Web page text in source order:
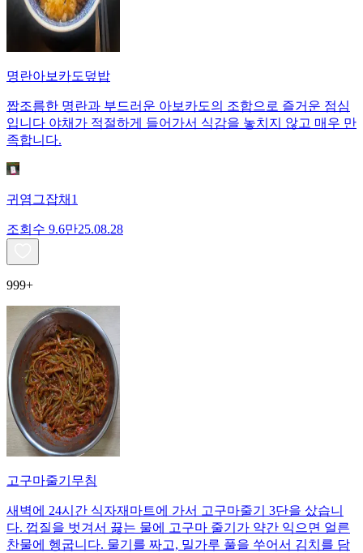
명란아보카도덮밥
짭조름한 명란과 부드러운 아보카도의 조합으로 즐거운 점심
입니다 야채가 적절하게 들어가서 식감을 놓치지 않고 매우 만
족합니다.
귀염그잡채1
조회수 9.6만25.08.28
999+
고구마줄기무침
새벽에 24시간 식자재마트에 가서 고구마줄기 3단을 샀습니
다. 껍질을 벗겨서 끓는 물에 고구마 줄기가 약간 익으면 얼른
찬물에 헹굽니다. 물기를 짜고, 밀가루 풀을 쑤어서 김치를 담